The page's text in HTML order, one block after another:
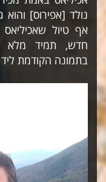
נולד [אפירוס]
אף טיול
חדש, תמיד מלא
בתמונה הקודמת ליד